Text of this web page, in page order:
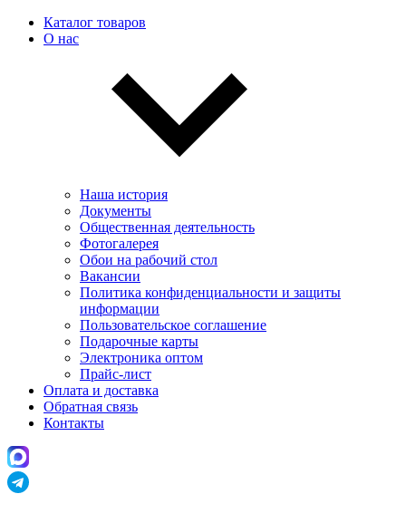
Каталог товаров
О нас
Наша история
Документы
Общественная деятельность
Фотогалерея
Обои на рабочий стол
Вакансии
Политика конфиденциальности и защиты
информации
Пользовательскоe соглашение
Подарочные карты
Электроника оптом
Прайс-лист
Оплата и доставка
Обратная связь
Контакты